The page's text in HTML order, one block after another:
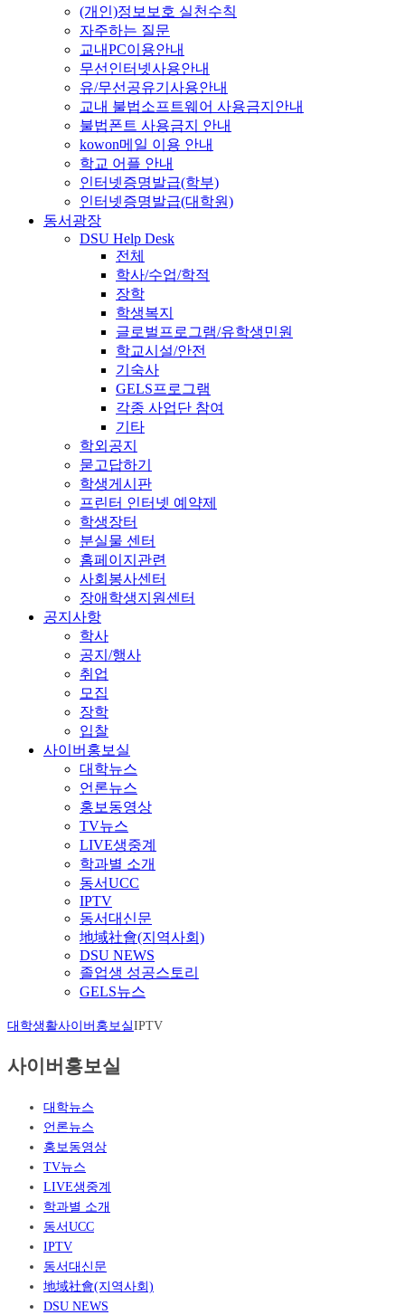
(개인)정보보호 실천수칙
자주하는 질문
교내PC이용안내
무선인터넷사용안내
유/무선공유기사용안내
교내 불법소프트웨어 사용금지안내
불법폰트 사용금지 안내
kowon메일 이용 안내
학교 어플 안내
인터넷증명발급(학부)
인터넷증명발급(대학원)
동서광장
DSU Help Desk
전체
학사/수업/학적
장학
학생복지
글로벌프로그램/유학생민원
학교시설/안전
기숙사
GELS프로그램
각종 사업단 참여
기타
학외공지
묻고답하기
학생게시판
프린터 인터넷 예약제
학생장터
분실물 센터
홈페이지관련
사회봉사센터
장애학생지원센터
공지사항
학사
공지/행사
취업
모집
장학
입찰
사이버홍보실
대학뉴스
언론뉴스
홍보동영상
TV뉴스
LIVE생중계
학과별 소개
동서UCC
IPTV
동서대신문
地域社會(지역사회)
DSU NEWS
졸업생 성공스토리
GELS뉴스
대학생활사이버홍보실IPTV
사이버홍보실
대학뉴스
언론뉴스
홍보동영상
TV뉴스
LIVE생중계
학과별 소개
동서UCC
IPTV
동서대신문
地域社會(지역사회)
DSU NEWS